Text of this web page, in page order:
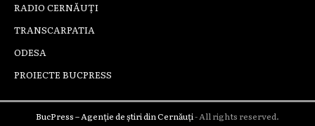
RADIO CERNĂUȚI
TRANSCARPATIA
ODESA
PROIECTE BUCPRESS
BucPress – Agenție de știri din Cernăuți- All rights reserved.